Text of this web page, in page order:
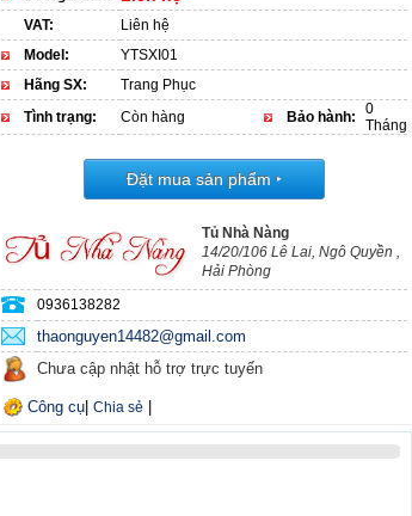
VAT:
Liên hệ
Model:
YTSXI01
Hãng SX:
Trang Phục
Tình trạng:
Còn hàng Bảo hành:
0
Tháng
Đặt mua sản phẩm ‣
Tủ Nhà Nàng
14/20/106 Lê Lai, Ngô Quyền ,
Hải Phòng
0936138282
thaonguyen14482@gmail.com
Chưa cập nhật hỗ trợ trực tuyến
Chia sẻ
Công cụ